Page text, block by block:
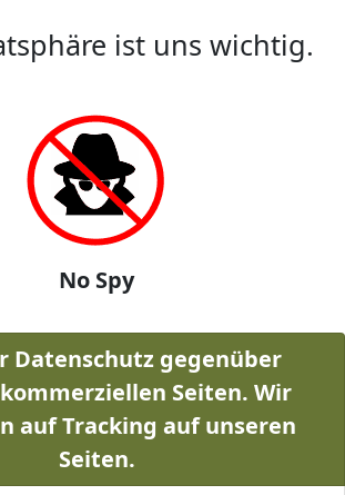
ist uns wichtig.
No Spy
Datenschutz gegenüber
Seiten. Wir
auf Tracking auf unseren
Seiten.